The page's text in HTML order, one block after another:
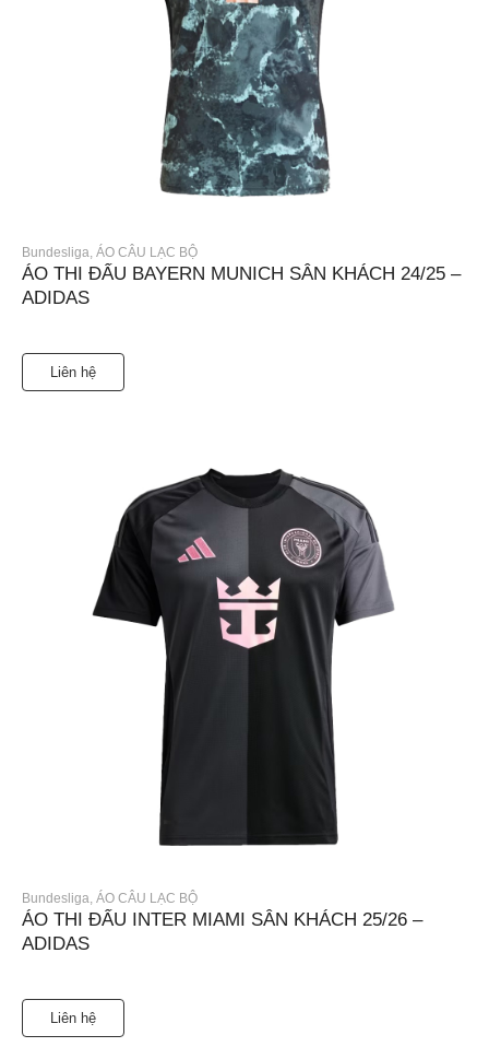
Bundesliga, ÁO CÂU LẠC BỘ
ÁO THI ĐẤU BAYERN MUNICH SÂN KHÁCH 24/25 –
ADIDAS
Liên hệ
Bundesliga, ÁO CÂU LẠC BỘ
ÁO THI ĐẤU INTER MIAMI SÂN KHÁCH 25/26 –
ADIDAS
Liên hệ